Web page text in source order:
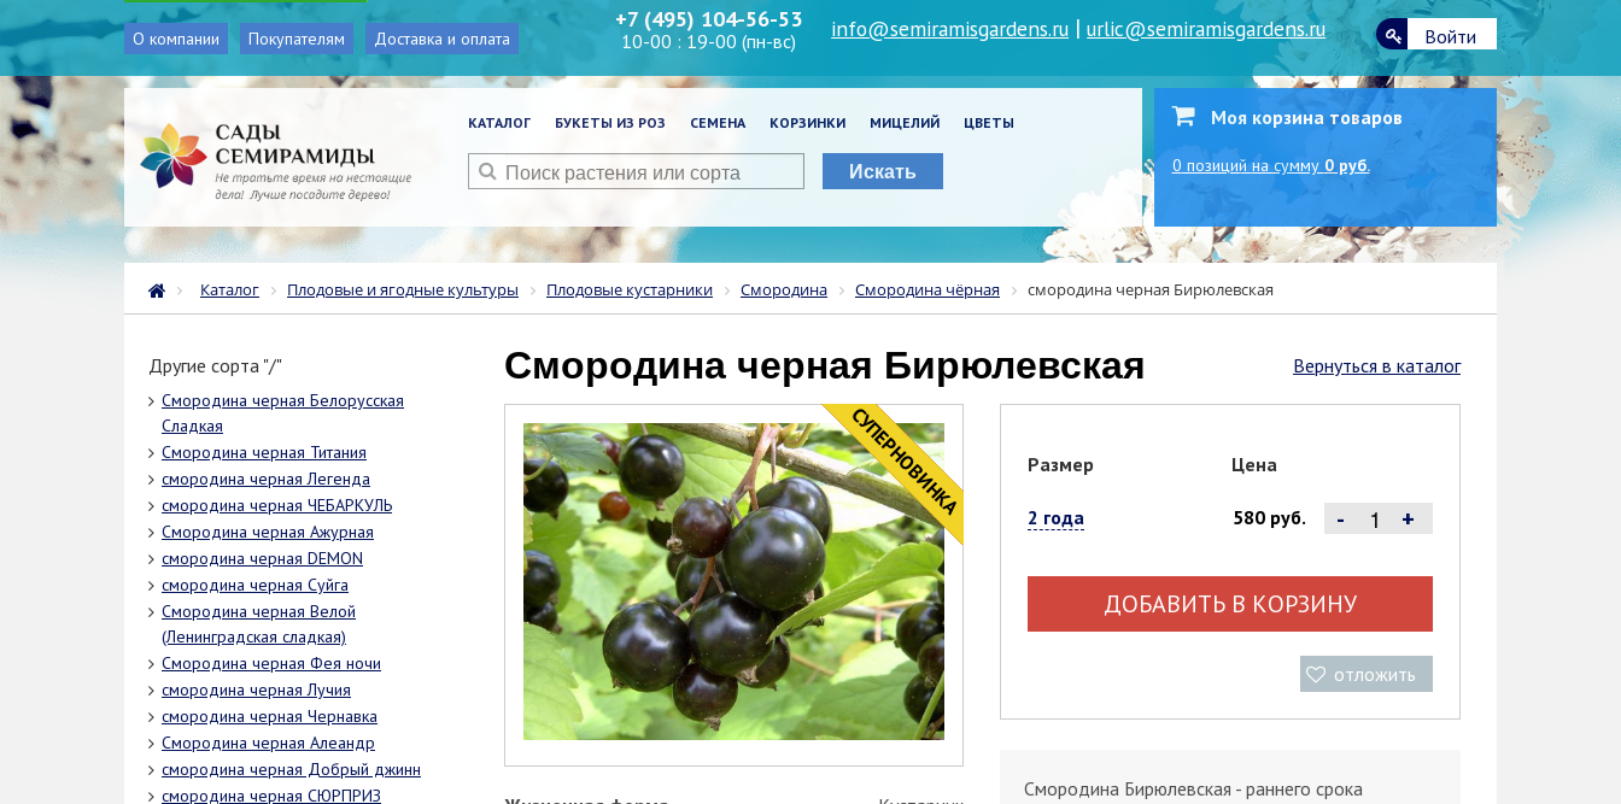
О компании Покупателям Доставка и оплата
+7 (495) 104-56-53
10-00 : 19-00 (пн-вс) info@semiramisgardens.ru |urlic@semiramisgardens.ru Войти
КАТАЛОГ БУКЕТЫ ИЗ РОЗ СЕМЕНА КОРЗИНКИ МИЦЕЛИЙ ЦВЕТЫ
Искать
Моя корзина товаров
0 позиций на сумму 0 руб.
Каталог Плодовые и ягодные культуры Плодовые кустарники Смородина Смородина чёрная смородина черная Бирюлевская
Другие сорта "/"
Смородина черная Белорусская
Сладкая
Смородина черная Титания
смородина черная Легенда
смородина черная ЧЕБАРКУЛЬ
Смородина черная Ажурная
смородина черная DEMON
смородина черная Суйга
Смородина черная Велой
(Ленинградская сладкая)
Смородина черная Фея ночи
смородина черная Лучия
смородина черная Чернавка
Смородина черная Алеандр
смородина черная Добрый джинн
смородина черная СЮРПРИЗ
Вернуться в каталог
смородина черная Бирюлевская
НОВИНКА
CУПЕРНОВИНКА Размер Цена
2 года 580 руб. - +
ДОБАВИТЬ В КОРЗИНУ
отложить
Смородина Бирюлевская - раннего срока